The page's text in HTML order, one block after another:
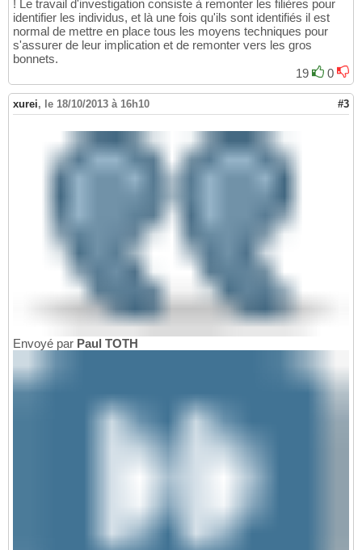
! Le travail d'investigation consiste à remonter les filières pour
identifier les individus, et là une fois qu'ils sont identifiés il est
normal de mettre en place tous les moyens techniques pour
s'assurer de leur implication et de remonter vers les gros
bonnets.
19
0
xurei, le 18/10/2013 à 16h10 #3
Envoyé par Paul TOTH